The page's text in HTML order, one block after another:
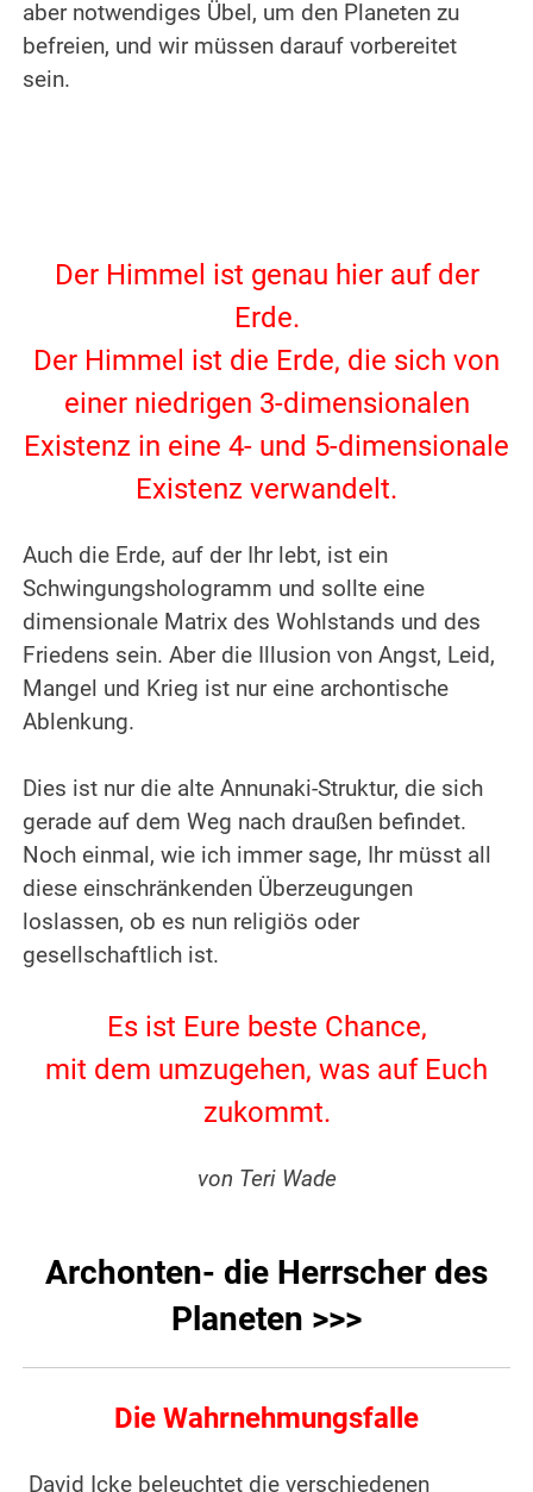
aber notwendiges Übel, um den Planeten zu
befreien, und wir müssen darauf vorbereitet
sein.
Der Himmel ist genau hier auf der
Erde.
Der Himmel ist die Erde, die sich von
einer niedrigen 3-dimensionalen
Existenz in eine 4- und 5-dimensionale
Existenz verwandelt.
Auch die Erde, auf der Ihr lebt, ist ein
Schwingungshologramm und sollte eine
dimensionale Matrix des Wohlstands und des
Friedens sein. Aber die Illusion von Angst, Leid,
Mangel und Krieg ist nur eine archontische
Ablenkung.
Dies ist nur die alte Annunaki-Struktur, die sich
gerade auf dem Weg nach draußen befindet.
Noch einmal, wie ich immer sage, Ihr müsst all
diese einschränkenden Überzeugungen
loslassen, ob es nun religiös oder
gesellschaftlich ist.
Es ist Eure beste Chance,
mit dem umzugehen, was auf Euch
zukommt.
von Teri Wade
Archonten- die Herrscher des
Planeten >>>
Die Wahrnehmungsfalle
David Icke beleuchtet die verschiedenen